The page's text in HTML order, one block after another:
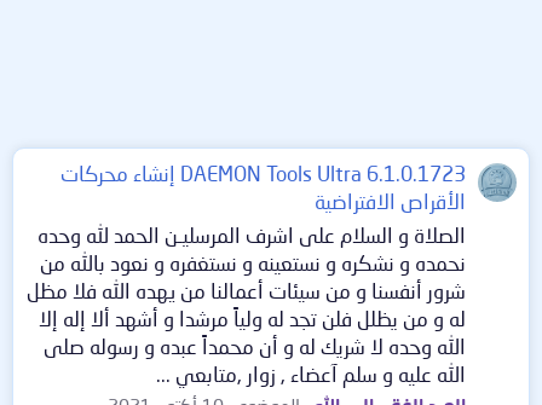
DAEMON Tools Ultra 6.1.0.1723 إنشاء محركات
الأقراص الافتراضية
الصلاة و السلام على اشرف المرسليـن الحمد لله وحده
نحمده و نشكره و نستعينه و نستغفره و نعود بالله من
شرور أنفسنا و من سيئات أعمالنا من يهده الله فلا مظل
له و من يظلل فلن تجد له ولياً مرشدا و أشهد ألا إله إلا
الله وحده لا شريك له و أن محمداً عبده و رسوله صلى
الله عليه و سلم آعضاء , زوار ,متابعي ...